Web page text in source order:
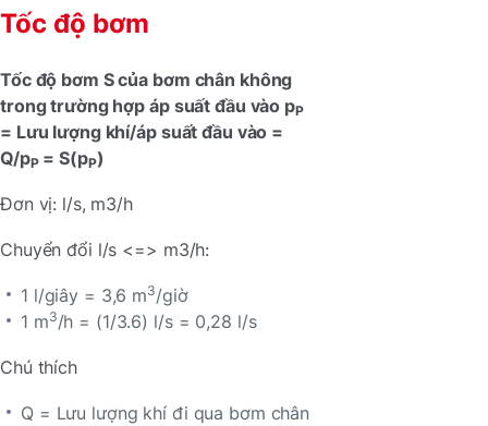
Tốc độ bơm
Tốc độ bơm S của bơm chân không
trong trường hợp áp suất đầu vào pP
= Lưu lượng khí/áp suất đầu vào =
Q/pP= S(pP)
Đơn vị: l/s, m3/h
Chuyển đổi l/s <=> m3/h:
1 l/giây = 3,6 m3/giờ
1 m3/h = (1/3.6) l/s = 0,28 l/s
Chú thích
Q = Lưu lượng khí đi qua bơm chân